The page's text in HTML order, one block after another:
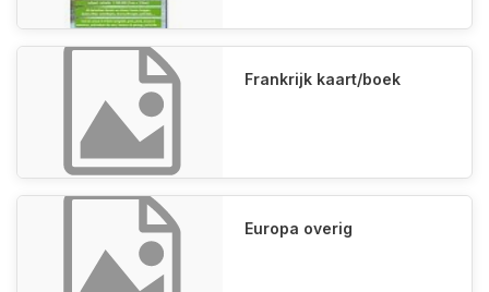
Frankrijk kaart/boek
Europa overig